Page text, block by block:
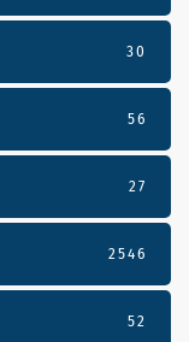
30
56
27
2546
52